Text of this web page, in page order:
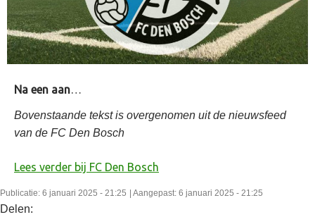
Na een aan…
Bovenstaande tekst is overgenomen uit de nieuwsfeed
van de FC Den Bosch
Lees verder bij FC Den Bosch
Publicatie: 6 januari 2025 - 21:25 | Aangepast: 6 januari 2025 - 21:25
Delen: